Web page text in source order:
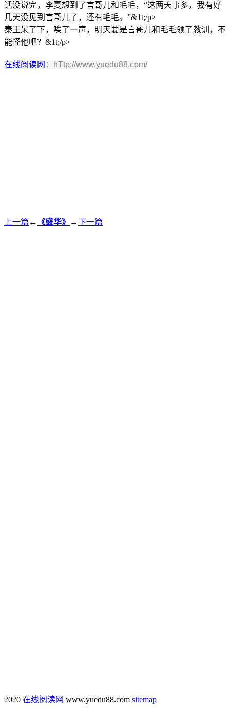
话没说完，李夏想到了言哥儿和毛毛，“这两天事多，我有好
几天没见到言哥儿了，还有毛毛。”&1t;/p>
秦王呆了下，唉了一声，明天要是言哥儿和毛毛领了教训，不
能怪他吧？&1t;/p>
在线阅读网 ：hTtp://www.yuedu88.com/
上一篇 ← 《盛华》 →下一篇
2020 在线阅读网 www.yuedu88.com sitemap